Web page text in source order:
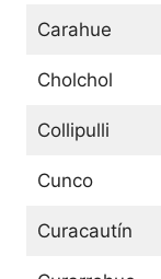
Carahue
Cholchol
Collipulli
Cunco
Curacautín